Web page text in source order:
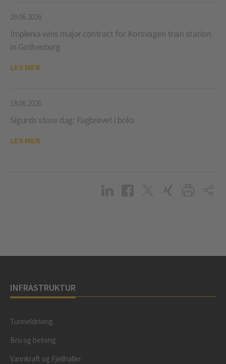
29.06.2026
Implenia wins major contract for Korsvägen train station
in Gothenburg
LES MER
18.06.2026
Sigurds store dag: Fagbrevet i boks
LES MER
INFRASTRUKTUR
Tunneldriving
Bru og betong
Vannkraft og Fjellhaller